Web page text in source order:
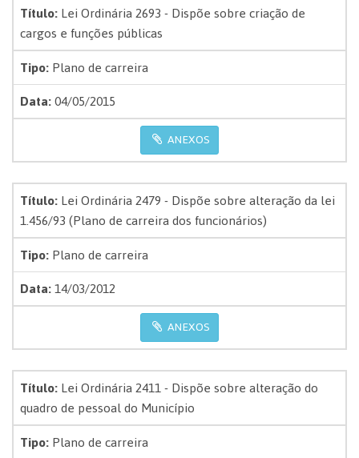
Título:Lei Ordinária 2693 - Dispõe sobre criação de
cargos e funções públicas
Tipo:Plano de carreira
Data:04/05/2015
ANEXOS
Título:Lei Ordinária 2479 - Dispõe sobre alteração da lei
1.456/93 (Plano de carreira dos funcionários)
Tipo:Plano de carreira
Data:14/03/2012
ANEXOS
Título:Lei Ordinária 2411 - Dispõe sobre alteração do
quadro de pessoal do Município
Tipo:Plano de carreira